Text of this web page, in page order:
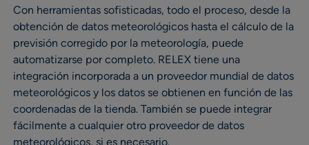
Con herramientas sofisticadas, todo el proceso, desde la
obtención de datos meteorológicos hasta el cálculo de la
previsión corregido por la meteorología, puede
automatizarse por completo. RELEX tiene una
integración incorporada a un proveedor mundial de datos
meteorológicos y los datos se obtienen en función de las
coordenadas de la tienda. También se puede integrar
fácilmente a cualquier otro proveedor de datos
meteorológicos, si es necesario.